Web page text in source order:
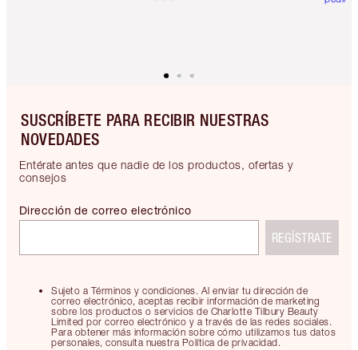
SUSCRÍBETE PARA RECIBIR NUESTRAS
NOVEDADES
Entérate antes que nadie de los productos, ofertas y
consejos
Sujeto a Términos y condiciones. Al enviar tu dirección de
correo electrónico, aceptas recibir información de marketing
sobre los productos o servicios de Charlotte Tilbury Beauty
Limited por correo electrónico y a través de las redes sociales.
Para obtener más información sobre cómo utilizamos tus datos
personales, consulta nuestra Política de privacidad.
Dirección de correo electrónico
REGÍSTRATE